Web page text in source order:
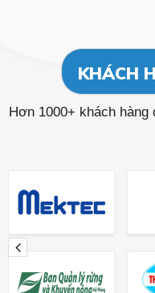
KHÁCH
Hơn 1000+ khách